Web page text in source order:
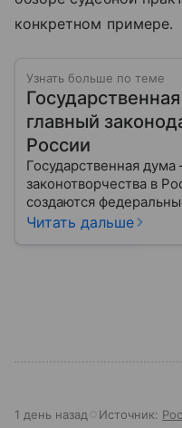
конкретном примере.
Узнать больше по теме
главный
России
Государственная
законотворчества в
создаются
жизни каждого
Читать дальше
1 день назад Источник: